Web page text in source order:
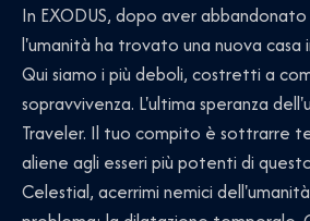
In EXODUS, dopo aver
l'umanità ha trovato una nuova casa
Qui siamo i più deboli, costretti a
sopravvivenza. L'ultima speranza
Traveler. Il tuo compito è sottrarre
aliene agli esseri più potenti di
Celestial, acerrimi nemici